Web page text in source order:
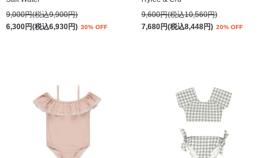
9,000円(税込9,900円)
6,300円(税込6,930円) 30% OFF
9,600円(税込10,560円)
7,680円(税込8,448円) 20% OFF